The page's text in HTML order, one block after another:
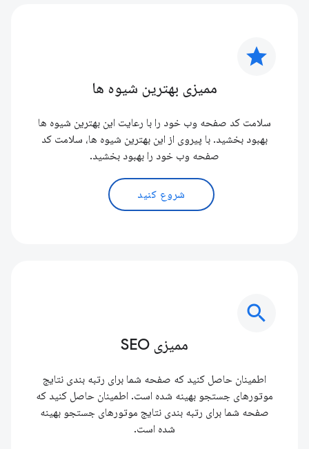
star
ممیزی بهترین شیوه ها
سلامت کد صفحه وب خود را با رعایت این بهترین شیوه ها
بهبود بخشید. با پیروی از این بهترین شیوه ها، سلامت کد
صفحه وب خود را بهبود بخشید.
شروع کنید
search
ممیزی SEO
اطمینان حاصل کنید که صفحه شما برای رتبه بندی نتایج
موتورهای جستجو بهینه شده است. اطمینان حاصل کنید که
صفحه شما برای رتبه بندی نتایج موتورهای جستجو بهینه
شده است.